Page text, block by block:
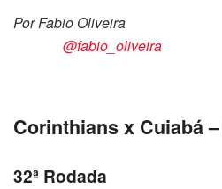
Por Fabio
@fabio_oliveira
Corinthians x Cuiabá
32ª Rodada